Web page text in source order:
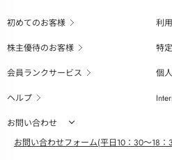
初めてのお客様
利
株主優待のお客様
特
会員ランクサービス
個
ヘルプ
お問い合わせ
お問い合わせフォーム(平日10：30～18